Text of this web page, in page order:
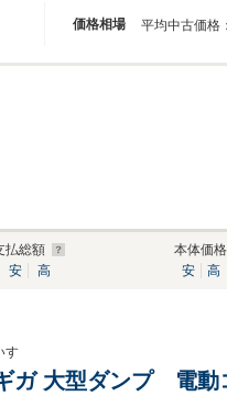
価格相場 平均中古価格：
払総額
安
高
本体価格
安
高
すゞ
ガ 大型ダンプ 電